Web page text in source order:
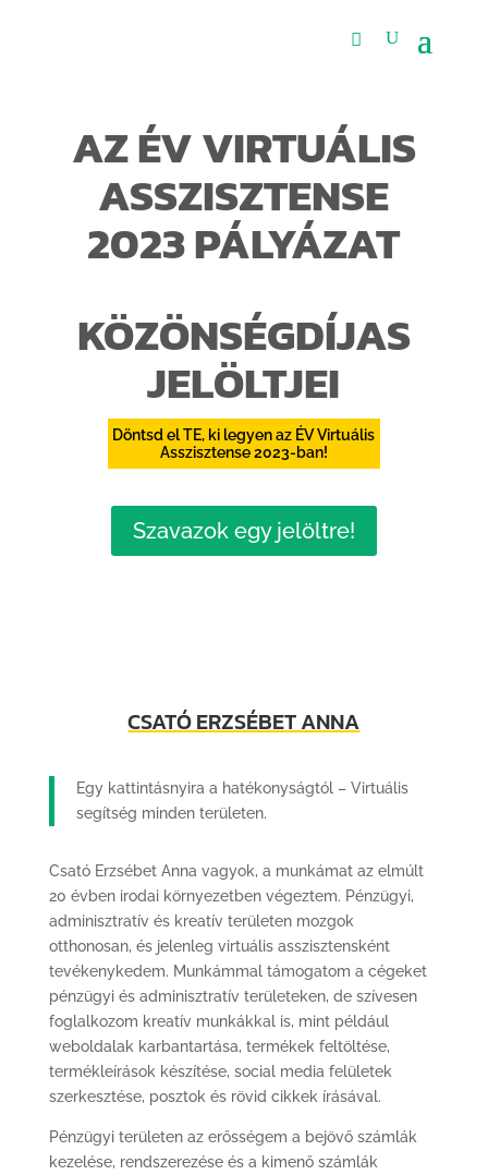
AZ ÉV VIRTUÁLIS
ASSZISZTENSE
2023 PÁLYÁZAT
KÖZÖNSÉGDÍJAS
JELÖLTJEI
Döntsd el TE, ki legyen az ÉV Virtuális
Asszisztense 2023-ban!
Szavazok egy jelöltre!
CSATÓ ERZSÉBET ANNA
Egy kattintásnyira a hatékonyságtól – Virtuális
segítség minden területen.
Csató Erzsébet Anna vagyok, a munkámat az elmúlt
20 évben irodai környezetben végeztem. Pénzügyi​,​
adminisztratív​ és kreatív​ területen mozgok
otthonosan, és jelenleg virtuális asszisztensként
tevékenykedem. Munkámmal támogatom a cégeket ​
pénzügyi és adminisztratív területeken, de szívesen
foglalkozom kreatív munkákkal is, mint például
weboldalak karbantartása​, termékek feltöltése,
termékleírások készítése​, social media felületek
szerkesztése​, posztok és rövid cikkek írásával. ​
Pénzügyi területen az​ erősségem​ a bejövő számlák
kezelése, rendszerezése és a kimenő számlák